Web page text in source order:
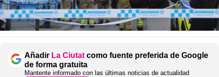
Añadir La Ciutat como fuente preferida de Google
de forma gratuita
Mantente informado con las últimas noticias de actualidad